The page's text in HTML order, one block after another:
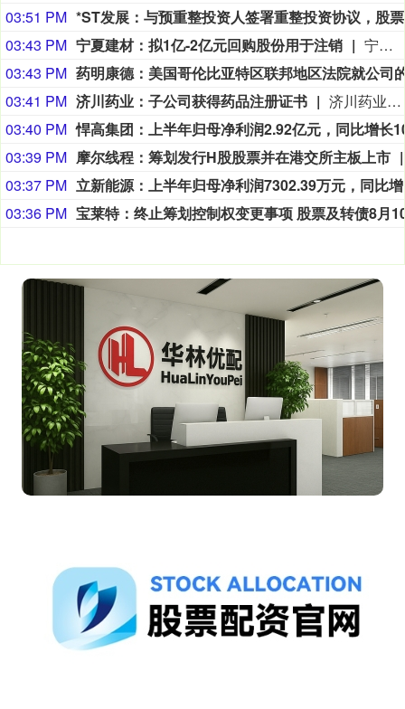
03:51 PM
03:43 PM 宁夏建材：拟1亿-2亿元回购股份用于注销
宁夏建材公告称，公司拟以集中竞价交易方式回购股份，资金总额不低于1亿元且不超过2亿元，回购价格不超过19.47元/股，回购期限为自股东会审议通过回购方案之日起3个月内。回购股份将用于注销，预计回购数量为513.61万-1027.22万股，占总股本的1.07%-2.15%。本次回购尚需股东会审议，存在未通过、无法实施等风险。
03:43 PM
03:41 PM 济川药业：子公司获得药品注册证书
济川药业(600566)8月9日公告，全资子公司济川药业集团有限公司收到国家药品监督管理局核准签发的小儿通便颗粒《药品注册证书》和美沙拉秦缓释颗粒《药品注册证书》。
03:40 PM
03:39 PM 摩尔线程：筹划发行H股股票并在港交所主板上市
03:37 PM
03:36 PM